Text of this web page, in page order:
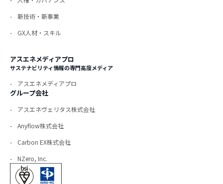
新技術・新事業
GX人材・スキル
アスエネメディアプロ
サステナビリティ情報の専門高度メディア
アスエネメディアプロ
グループ会社
アスエネヴェリタス株式会社
Anyflow株式会社
Carbon EX株式会社
NZero, Inc.